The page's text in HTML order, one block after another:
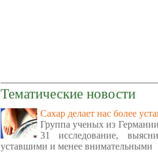
Тематические новости
Сахар делает нас более
Группа ученых из
31 исследование,
уставшими и менее внимательными